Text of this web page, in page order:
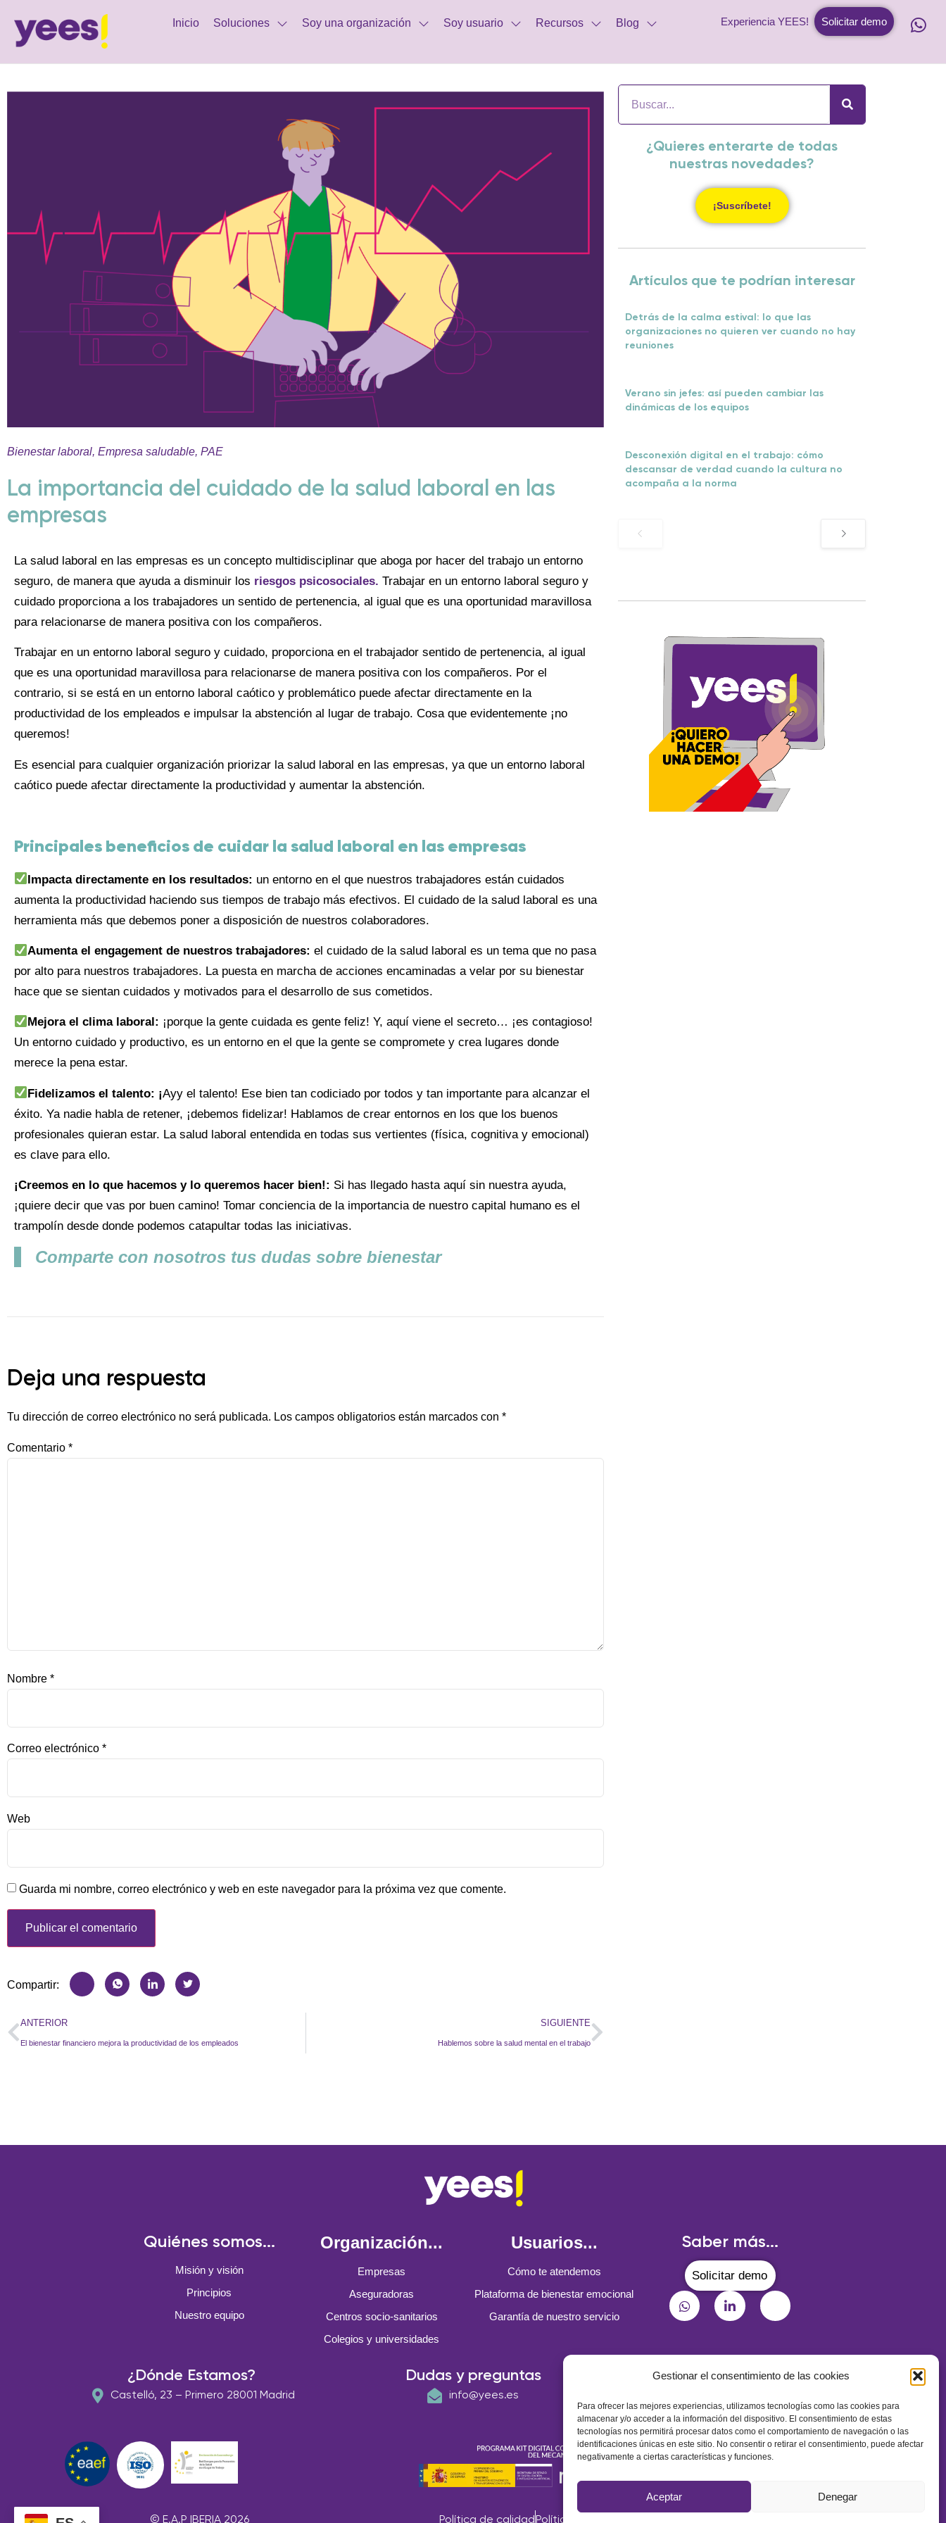
Gestionar el consentimiento de las cookies
Para ofrecer las mejores experiencias, utilizamos tecnologías como las cookies para
almacenar y/o acceder a la información del dispositivo. El consentimiento de estas
tecnologías nos permitirá procesar datos como el comportamiento de navegación o las
identificaciones únicas en este sitio. No consentir o retirar el consentimiento, puede afectar
negativamente a ciertas características y funciones.
Aceptar Denegar
Inicio Soluciones Soy una organización Soy usuario Recursos Blog Experiencia YEES! Solicitar demo
Bienestar laboral, Empresa saludable, PAE
La importancia del cuidado de la salud laboral en las
empresas
La salud laboral en las empresas es un concepto multidisciplinar que aboga por hacer del trabajo un entorno
seguro, de manera que ayuda a disminuir los riesgos psicosociales. Trabajar en un entorno laboral seguro y
cuidado proporciona a los trabajadores un sentido de pertenencia, al igual que es una oportunidad maravillosa
para relacionarse de manera positiva con los compañeros.
Trabajar en un entorno laboral seguro y cuidado, proporciona en el trabajador sentido de pertenencia, al igual
que es una oportunidad maravillosa para relacionarse de manera positiva con los compañeros. Por el
contrario, si se está en un entorno laboral caótico y problemático puede afectar directamente en la
productividad de los empleados e impulsar la abstención al lugar de trabajo. Cosa que evidentemente ¡no
queremos!
Es esencial para cualquier organización priorizar la salud laboral en las empresas, ya que un entorno laboral
caótico puede afectar directamente la productividad y aumentar la abstención.
Principales beneficios de cuidar la salud laboral en las empresas
Impacta directamente en los resultados: un entorno en el que nuestros trabajadores están cuidados
aumenta la productividad haciendo sus tiempos de trabajo más efectivos. El cuidado de la salud laboral es una
herramienta más que debemos poner a disposición de nuestros colaboradores.
Aumenta el engagement de nuestros trabajadores:el cuidado de la salud laboral es un tema que no pasa
por alto para nuestros trabajadores. La puesta en marcha de acciones encaminadas a velar por su bienestar
hace que se sientan cuidados y motivados para el desarrollo de sus cometidos.
Mejora el clima laboral: ¡porque la gente cuidada es gente feliz! Y, aquí viene el secreto… ¡es contagioso!
Un entorno cuidado y productivo, es un entorno en el que la gente se compromete y crea lugares donde
merece la pena estar.
Fidelizamos el talento: ¡Ayy el talento! Ese bien tan codiciado por todos y tan importante para alcanzar el
éxito. Ya nadie habla de retener, ¡debemos fidelizar! Hablamos de crear entornos en los que los buenos
profesionales quieran estar. La salud laboral entendida en todas sus vertientes (física, cognitiva y emocional)
es clave para ello.
¡Creemos en lo que hacemos y lo queremos hacer bien!: Si has llegado hasta aquí sin nuestra ayuda,
¡quiere decir que vas por buen camino! Tomar conciencia de la importancia de nuestro capital humano es el
trampolín desde donde podemos catapultar todas las iniciativas.
Comparte con nosotros tus dudas sobre bienestar
Deja una respuesta
Tu dirección de correo electrónico no será publicada. Los campos obligatorios están marcados con *
Comentario *
Nombre *
Correo electrónico *
Web
Guarda mi nombre, correo electrónico y web en este navegador para la próxima vez que comente.
Compartir:
ANTERIOR
El bienestar financiero mejora la productividad de los empleados
SIGUIENTE
Hablemos sobre la salud mental en el trabajo
¿Quieres enterarte de todas
nuestras novedades?
¡Suscríbete!
Artículos que te podrían interesar
Detrás de la calma estival: lo que las
organizaciones no quieren ver cuando no hay
reuniones
Verano sin jefes: así pueden cambiar las
dinámicas de los equipos
Desconexión digital en el trabajo: cómo
descansar de verdad cuando la cultura no
acompaña a la norma
Quiénes somos...
Misión y visión
Principios
Nuestro equipo
Organización...
Empresas
Aseguradoras
Centros socio-sanitarios
Colegios y universidades
Usuarios...
Cómo te atendemos
Plataforma de bienestar emocional
Garantía de nuestro servicio
Saber más...
Solicitar demo
¿Dónde Estamos?
Castelló, 23 – Primero 28001 Madrid
Dudas y preguntas
info@yees.es
© E.A.P IBERIA 2026 Política de calidad Política de cookies